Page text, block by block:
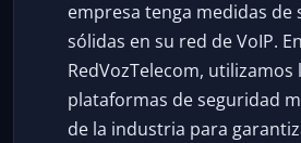
empresa tenga medidas de
sólidas en su red de VoIP. En
RedVozTelecom, utilizamos
plataformas de seguridad
de la industria para